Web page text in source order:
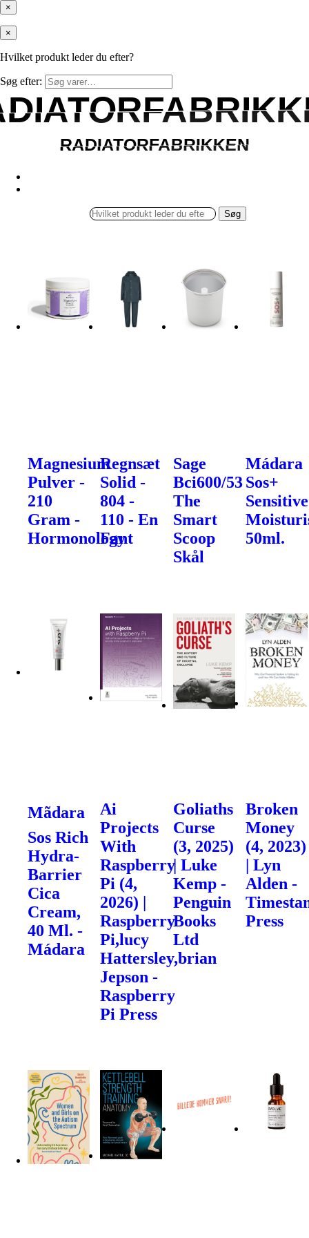
×
×
Hvilket produkt leder du efter?
Søg efter:
RADIATORFABRIKKEN
RADIATORFABRIKKEN
Søg
Magnesium
Pulver -
210
Gram -
Hormonology
Regnsæt
Solid -
804 -
110 - En
Fant
Sage
Bci600/53
The
Smart
Scoop
Skål
Mádara
Sos+
Sensitive
50ml.
Mãdara
Sos Rich
Hydra-
Barrier
Cica
Cream,
40 Ml. -
Mádara
Ai
Projects
With
Raspberry
Pi (4,
2026) |
Raspberry
Pi,lucy
Hattersley,brian
Jepson -
Raspberry
Pi Press
Goliaths
Curse
(3, 2025)
| Luke
Kemp -
Penguin
Books
Ltd
Broken
Money
(4, 2023)
| Lyn
Alden -
Press